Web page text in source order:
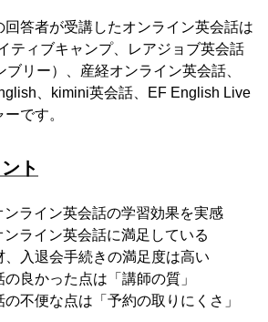
答者が受講したオンライン英会話は
ティブキャンプ、レアジョブ英会話
ブリー）、産経オンライン英会話、
、kimini英会話、EF English Live
です。
ト
ンライン英会話の学習効果を実感
ンライン英会話に満足している
、入退会手続きの満足度は高い
の良かった点は「講師の質」
の不便な点は「予約の取りにくさ」